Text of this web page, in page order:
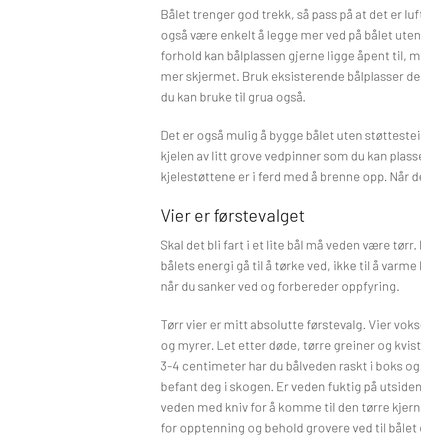
Bålet trenger god trekk, så pass på at det er
også være enkelt å legge mer ved på bålet
forhold kan bålplassen gjerne ligge åpent til,
mer skjermet. Bruk eksisterende bålplasser
du kan bruke til grua også.
Det er også mulig å bygge bålet uten
kjelen av litt grove vedpinner som du kan
kjelestøttene er i ferd med å brenne opp. Når
Vier er førstevalget
Skal det bli fart i et lite bål må veden være tørr.
bålets energi gå til å tørke ved, ikke til å
når du sanker ved og forbereder oppfyring.
Tørr vier er mitt absolutte førstevalg. Vier
og myrer. Let etter døde, tørre greiner og
3-4 centimeter har du bålveden raskt i boks
befant deg i skogen. Er veden fuktig på
veden med kniv for å komme til den tørre
for opptenning og behold grovere ved til bålet